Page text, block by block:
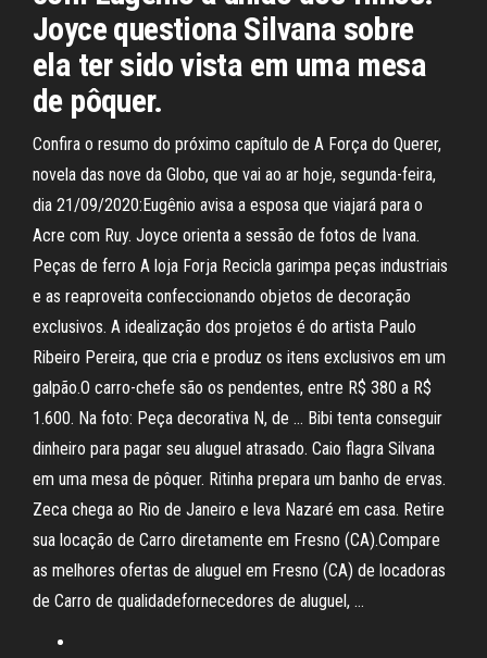
Joyce questiona Silvana sobre
ela ter sido vista em uma mesa
de pôquer.
Confira o resumo do próximo capítulo de A Força do Querer,
novela das nove da Globo, que vai ao ar hoje, segunda-feira,
dia 21/09/2020:Eugênio avisa a esposa que viajará para o
Acre com Ruy. Joyce orienta a sessão de fotos de Ivana.
Peças de ferro A loja Forja Recicla garimpa peças industriais
e as reaproveita confeccionando objetos de decoração
exclusivos. A idealização dos projetos é do artista Paulo
Ribeiro Pereira, que cria e produz os itens exclusivos em um
galpão.O carro-chefe são os pendentes, entre R$ 380 a R$
1.600. Na foto: Peça decorativa N, de … Bibi tenta conseguir
dinheiro para pagar seu aluguel atrasado. Caio flagra Silvana
em uma mesa de pôquer. Ritinha prepara um banho de ervas.
Zeca chega ao Rio de Janeiro e leva Nazaré em casa. Retire
sua locação de Carro diretamente em Fresno (CA).Compare
as melhores ofertas de aluguel em Fresno (CA) de locadoras
de Carro de qualidadefornecedores de aluguel, …